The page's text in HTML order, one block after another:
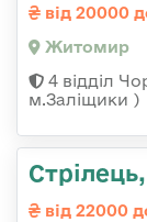
від 20000
Житомир
4 відділ
м.Заліщики )
від 22000